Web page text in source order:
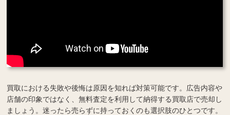
買取における失敗や後悔は原因を知れば対策可能です。広告内容や
店舗の印象ではなく、無料査定を利用して納得する買取店で売却し
ましょう。迷ったら売らずに持っておくのも選択肢のひとつです。